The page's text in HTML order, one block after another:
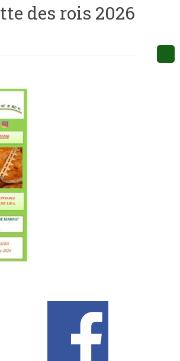
des rois 2026